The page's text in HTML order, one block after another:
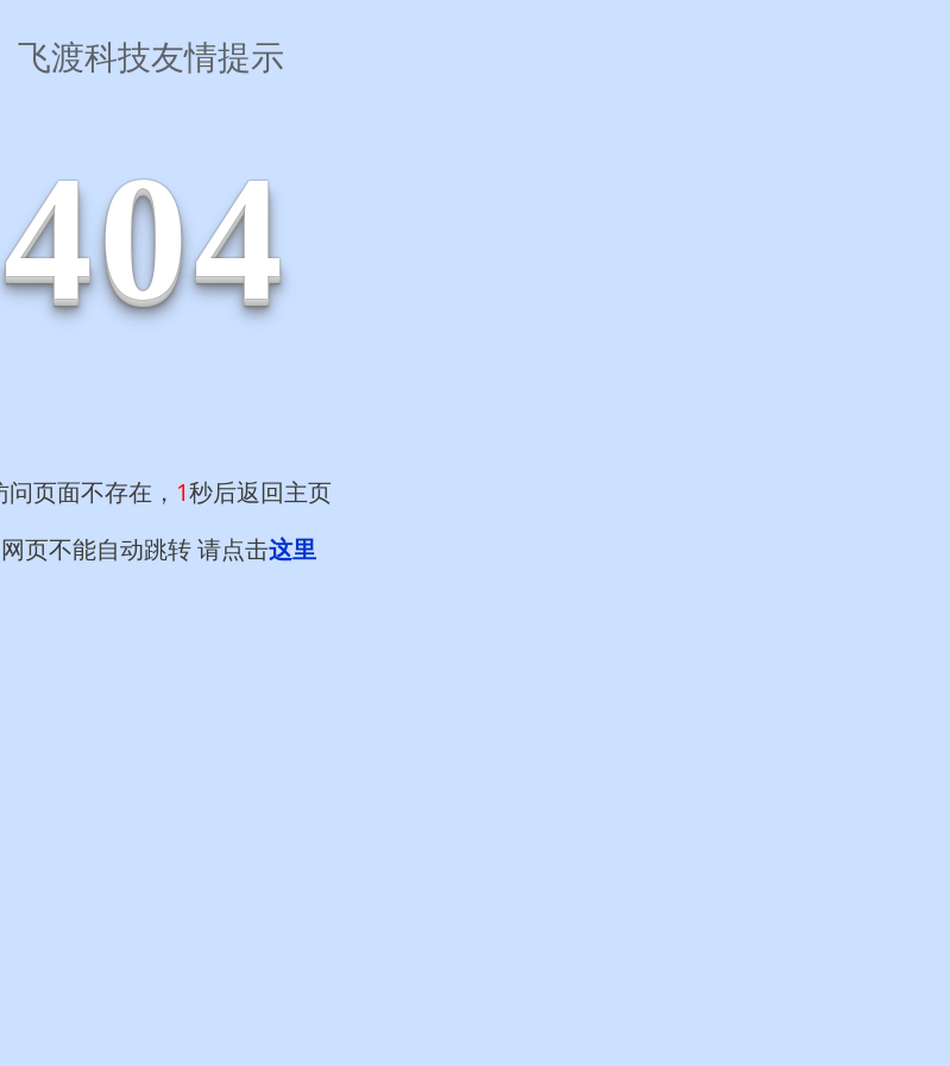
飞渡科技友情提示
404
问页面不存在， 1秒后返回主页
页不能自动跳转 请点击这里